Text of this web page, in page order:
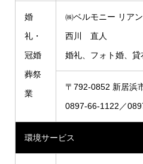
婚
礼・
冠婚
葬祭
業
㈱ベルモニー リア
西川 直人
婚礼、フォト婚、
〒792-0852 新居浜
0897-66-1122／
環境サービス